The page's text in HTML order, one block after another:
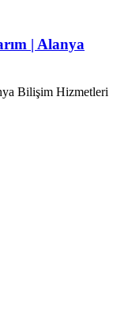
| Alanya
Bilişim Hizmetleri